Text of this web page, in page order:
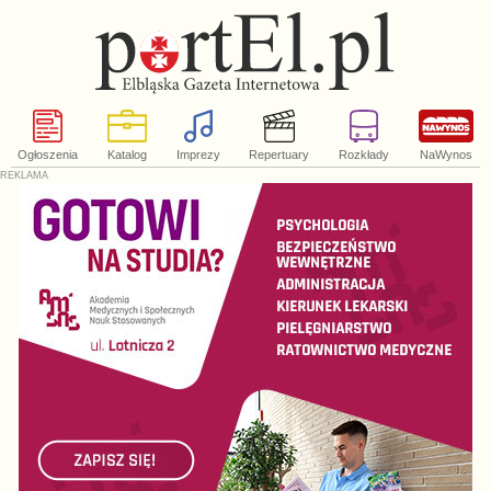
Ogłoszenia Katalog Imprezy Repertuary Rozkłady NaWynos